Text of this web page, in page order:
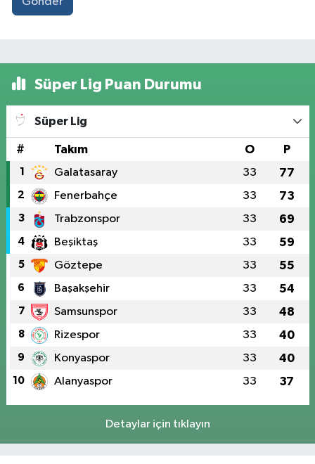
Süper Lig Puan Durumu
Süper Lig
# Takım O P
1 Galatasaray 33 77
2 Fenerbahçe 33 73
3 Trabzonspor 33 69
4 Beşiktaş 33 59
5 Göztepe 33 55
6 Başakşehir 33 54
7 Samsunspor 33 48
8 Rizespor 33 40
9 Konyaspor 33 40
10 Alanyaspor 33 37
Detaylar için tıklayın